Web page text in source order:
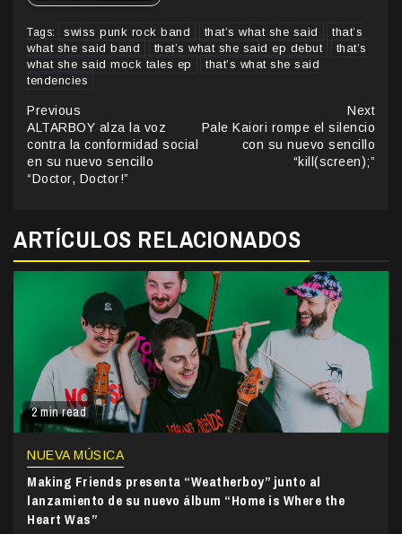
Tags: swiss punk rock band that’s what she said
that’s
what she said band
that’s what she said ep debut
that’s
what she said mock tales ep
that’s what she said
tendencies
Continue
Reading
Previous
ALTARBOY alza la voz
contra la conformidad social
en su nuevo sencillo
“Doctor, Doctor!”
Next
Pale Kaiori rompe el silencio
con su nuevo sencillo
“kill(screen);”
ARTÍCULOS RELACIONADOS
2 min read
NUEVA MÚSICA
Making Friends presenta “Weatherboy” junto al
lanzamiento de su nuevo álbum “Home is Where the
Heart Was”